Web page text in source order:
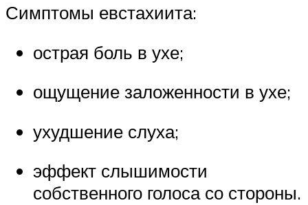
Симптомы евстахиита:
острая боль в ухе;
ощущение заложенности в ухе;
ухудшение слуха;
эффект слышимости
собственного голоса со стороны.